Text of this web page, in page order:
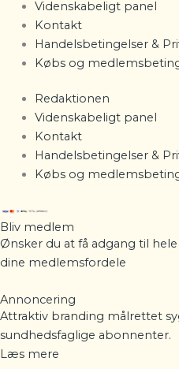
Videnskabeligt panel
Kontakt
Handelsbetingelser &
Købs og
Redaktionen
Videnskabeligt panel
Kontakt
Handelsbetingelser &
Købs og
Bliv medlem
Ønsker du at få adgang til hele
dine medlemsfordele
Annoncering
Attraktiv branding målrettet
sundhedsfaglige abonnenter.
Læs mere